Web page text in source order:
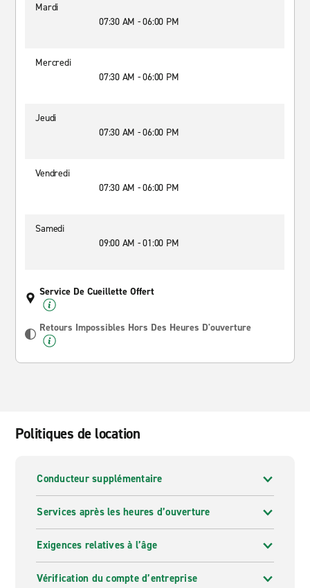
Mardi
07:30 AM - 06:00 PM
Mercredi
07:30 AM - 06:00 PM
Jeudi
07:30 AM - 06:00 PM
Vendredi
07:30 AM - 06:00 PM
Samedi
09:00 AM - 01:00 PM
Service De Cueillette Offert
Retours Impossibles Hors Des Heures D'ouverture
Politiques de location
Conducteur supplémentaire
Services après les heures d’ouverture
Exigences relatives à l’âge
Vérification du compte d’entreprise